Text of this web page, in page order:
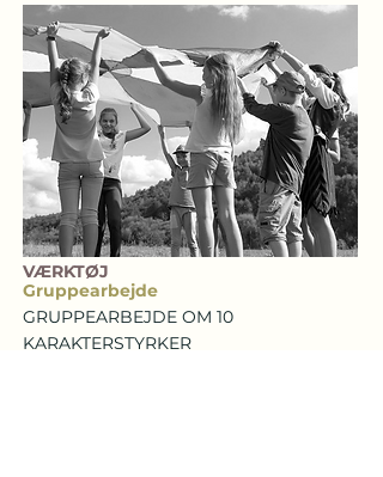
VÆRKTØJ
Gruppearbejde
GRUPPEARBEJDE OM 10
KARAKTERSTYRKER